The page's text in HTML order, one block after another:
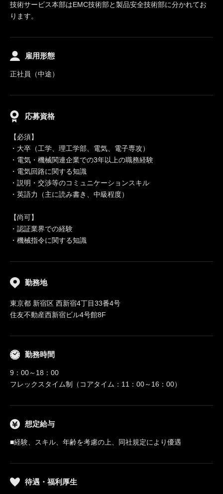
技術サービス本部はEMC技術部と製品安全技術部に分かれてお
ります。
雇用形態
正社員（中途）
応募資格
【必須】
・大卒（工学、理工学部、電気、電子専攻）
・電気・機械関連企業での3年以上の職務経験
・電気回路に関する知識
・説明・交渉等のコミュニケーションスキル
・英語力（主に読み書き、中級程度）
【尚可】
・認証業界での経験
・機械指令に関する知識
勤務地
東京都 新宿区 西新宿4丁目33番4号
住友不動産西新宿ビル4号館8F
勤務時間
9：00～18：00
フレックスタイム制（コアタイム：11：00～16：00）
想定給与
■経験、スキル、年齢を考慮の上、同社規定により優遇
待遇・福利厚生